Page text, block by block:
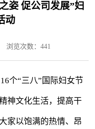
姿 促公司发展”妇
动
浏览次数：441
个“三八”国际妇女节
神文化生活，提高干
家以饱满的热情、昂